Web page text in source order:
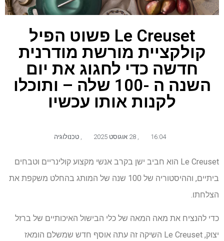
Le Creuset פשוט הפיל
קולקציית מורשת מודרנית
חדשה כדי לחגוג את יום
השנה ה -100 שלה – ותוכלו
לקנות אותו עכשיו
16:04 טכנולוגיה
Le Creuset הוא חביב ישן בקרב אנשי מקצוע קולינריים וטבחים
ביתיים, וההיסטוריה של 100 שנה של המותג בהחלט משקפת את
הצלחתו.
כדי להנציח את מאה המאה של כלי הבישול האיכותיים של ברזל
יצוק, Le Creuset השיקה זה עתה אוסף חדש שמשלם הומאז